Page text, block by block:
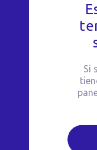
Si